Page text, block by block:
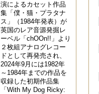
演によるカセット作品
集「僕・猫・プラタナ
ス」（1984年発表）が
英国のレア音源発掘レ
ーベル「chOOn!!」より
２枚組アナログレコー
ドとして再発売され、
2024年9月には1982年
～1984年までの作品を
収録した初期作品集
「With My Dog Ricky: